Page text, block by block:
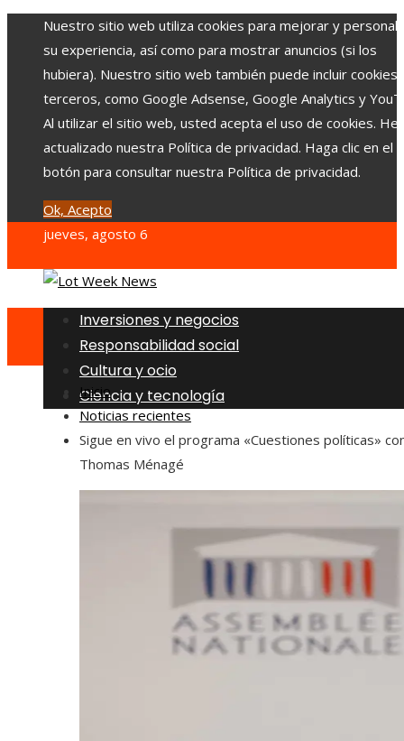
Nuestro sitio web utiliza cookies para mejorar y
su experiencia, así como para mostrar anuncios (si los
hubiera). Nuestro sitio web también puede incluir cookies
terceros, como Google Adsense, Google Analytics y
Al utilizar el sitio web, usted acepta el uso de cookies.
actualizado nuestra Política de privacidad. Haga clic en el
botón para consultar nuestra Política de privacidad.
Ok, Acepto
jueves, agosto 6
Inversiones y negocios
Responsabilidad social
Cultura y ocio
Ciencia y tecnología
Inicio
Noticias recientes
Sigue en vivo el programa «Cuestiones políticas»
Thomas Ménagé